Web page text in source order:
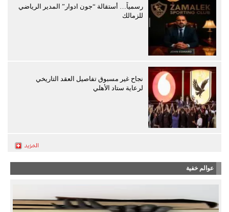
رسمياً… أستقالة “جون ادوار” المدير الرياضي
للزمالك
نجاح غير مسبوق تفاصيل العقد التاريخي
لرعاية ستاد الأهلي
عوالم خفية